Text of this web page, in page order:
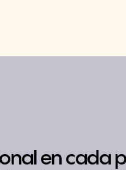
en cada